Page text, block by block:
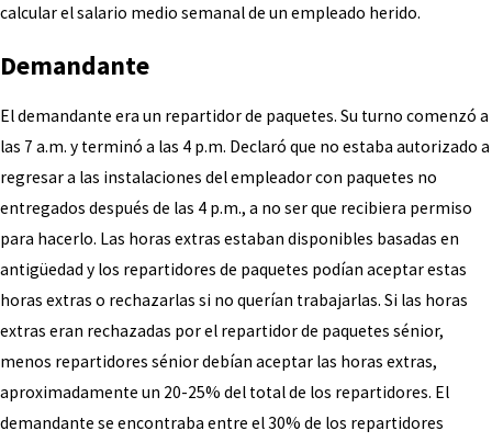
calcular el salario medio semanal de un empleado herido.
Demandante
El demandante era un repartidor de paquetes. Su turno comenzó a
las 7 a.m. y terminó a las 4 p.m. Declaró que no estaba autorizado a
regresar a las instalaciones del empleador con paquetes no
entregados después de las 4 p.m., a no ser que recibiera permiso
para hacerlo. Las horas extras estaban disponibles basadas en
antigüedad y los repartidores de paquetes podían aceptar estas
horas extras o rechazarlas si no querían trabajarlas. Si las horas
extras eran rechazadas por el repartidor de paquetes sénior,
menos repartidores sénior debían aceptar las horas extras,
aproximadamente un 20-25% del total de los repartidores. El
demandante se encontraba entre el 30% de los repartidores